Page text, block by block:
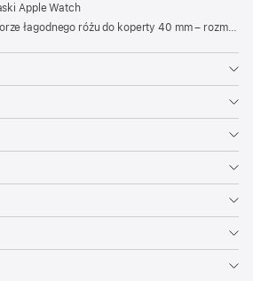
Apple Watch
łagodnego różu do koperty 40 mm – rozmiar 9